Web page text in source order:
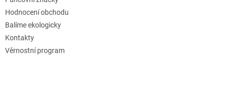
Hodnocení obchodu
Balíme ekologicky
Kontakty
Věrnostní program